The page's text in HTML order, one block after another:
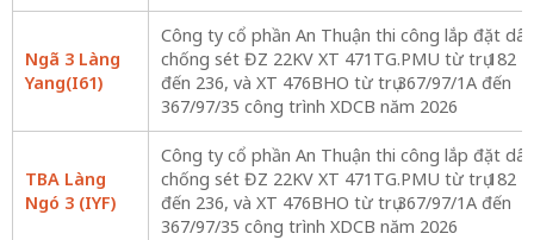
Ngã 3 Làng
Yang(I61)
Công ty cổ phần An Thuận thi công lắp đặt dây
chống sét ĐZ 22KV XT 471TG.PMU từ trụ 182
đến 236, và XT 476BHO từ trụ 367/97/1A đến
367/97/35 công trình XDCB năm 2026
TBA Làng
Ngó 3 (IYF)
Công ty cổ phần An Thuận thi công lắp đặt dây
chống sét ĐZ 22KV XT 471TG.PMU từ trụ 182
đến 236, và XT 476BHO từ trụ 367/97/1A đến
367/97/35 công trình XDCB năm 2026